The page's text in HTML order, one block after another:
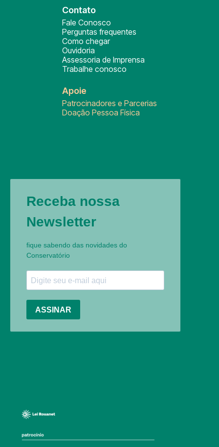
Contato
Fale Conosco
Perguntas frequentes
Como chegar
Ouvidoria
Assessoria de Imprensa
Trabalhe conosco
Apoie
Patrocinadores e Parcerias
Doação Pessoa Física